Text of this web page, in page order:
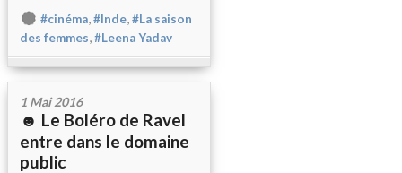
#cinéma,#Inde,#La saison
des femmes,#Leena Yadav
1 Mai 2016
☻ Le Boléro de Ravel
entre dans le domaine
public